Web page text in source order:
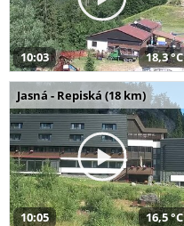
10:03 18,3 °C
Jasná - Repiská (18 km)
10:05 16,5 °C